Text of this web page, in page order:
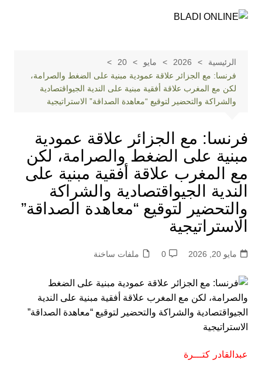
الرئيسية 2026 مايو
20
فرنسا: مع الجزائر علاقة عمودية مبنية على الضغط والصرامة،
لكن مع المغرب علاقة أفقية مبنية على الندية الجيواقتصادية
والشراكة والتحضير لتوقيع “معاهدة الصداقة” الاستراتيجية
فرنسا: مع الجزائر علاقة عمودية
مبنية على الضغط والصرامة، لكن
مع المغرب علاقة أفقية مبنية على
الندية الجيواقتصادية والشراكة
والتحضير لتوقيع “معاهدة الصداقة”
الاستراتيجية
مايو 20, 2026 0 ملفات ساخنة
عبدالقادر كتـــرة